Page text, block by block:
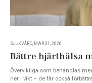
SJUKVÅRD, MAR 31, 2026
Bättre hjärthälsa
Överviktiga som behandlas
ner i vikt – de får också